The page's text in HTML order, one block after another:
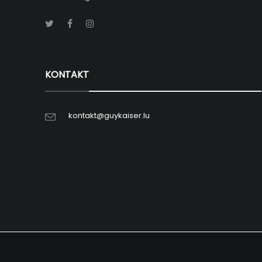
KONTAKT
kontakt@guykaiser.lu